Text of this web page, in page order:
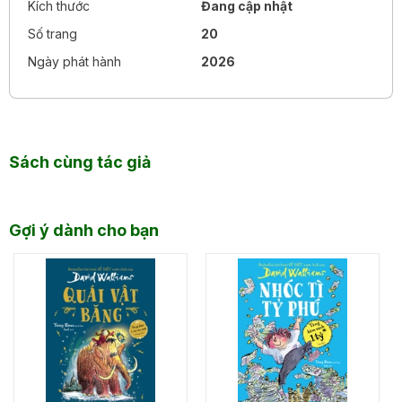
Trọn bộ 12 cuốn Little BIG
Chats gồm nhiều chủ đề
khác nhau:
Kiên gan bền chí
Sự bình đẳng
Trên khắp thế giới
Tình tâm
Khác biệt gia đình
Ranh giới cơ thể
Mạng lưới an toàn
Kích thước
Đang cập nhật
Số trang
20
Ngày phát hành
2026
Sách cùng tác giả
Gợi ý dành cho bạn